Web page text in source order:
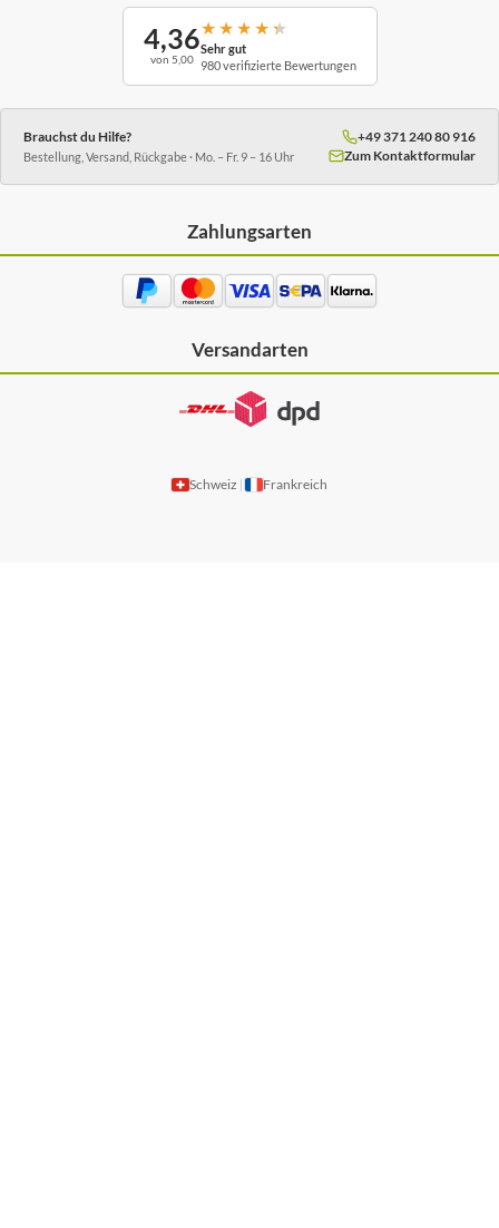
4,36
von 5,00
★ ★ ★ ★ ★
Sehr gut
980 verifizierte Bewertungen
Brauchst du Hilfe?
Bestellung, Versand, Rückgabe · Mo. – Fr. 9 – 16 Uhr
+49 371 240 80 916
Zum Kontaktformular
Zahlungsarten
Versandarten
Schweiz Frankreich